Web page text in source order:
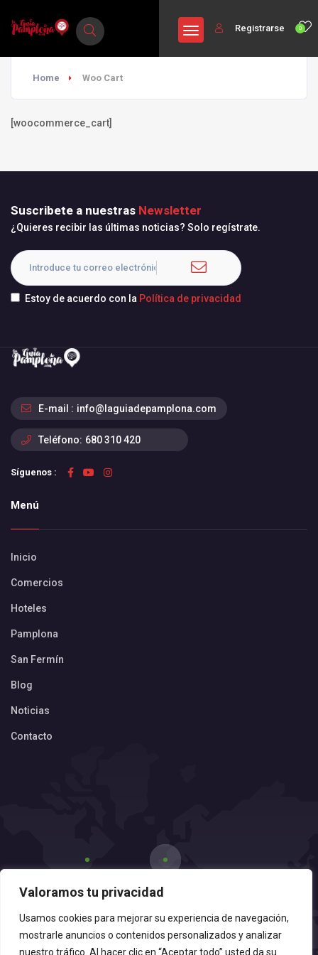
Valoramos tu privacidad
Usamos cookies para mejorar su experiencia de navegación,
mostrarle anuncios o contenidos personalizados y analizar
nuestro tráfico. Al hacer clic en “Aceptar todo” usted da su
0
Registrarse
Home Woo Cart
[woocommerce_cart]
Suscribete a nuestras Newsletter
¿Quieres recibir las últimas noticias? Solo regístrate.
Estoy de acuerdo con la Política de privacidad
E-mail : info@laguiadepamplona.com
Teléfono: 680 310 420
Síguenos :
Menú
Inicio
Comercios
Hoteles
Pamplona
San Fermín
Blog
Noticias
Contacto